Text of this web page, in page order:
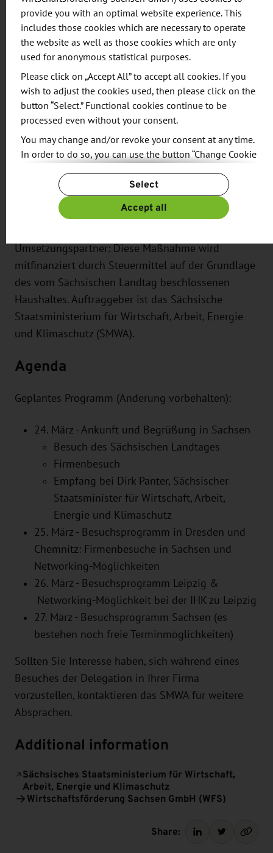
Handel der Region Andischan
Direktoren, Geschäftsführer und Gründer von
verschiedenen Unternehmen
Sächsische Unternehmen, welche Interesse am
Kooperationsaufbau haben sind eingeladen, die
Gruppe zu treffen. Senden Sie dem SMWA eine
Nachricht und / oder
melden Sie sich zur Networking am 26. März bei
der IHK zu Leipzig an
___________________________________
Umsetzungspartner: Diese Maßnahme wird
mitfinanziert durch Steuermittel auf der Grundlage
des vom Sächsischen Landtag beschlossenen
Haushaltes. Auftraggeber ist das Sächsische
Staatsministerium für Wirtschaft, Arbeit, Energie
und Klimaschutz (SMWA).
Agenda
Geplantes Programm (Änderung vorbehalten):
24. März - Ankunft und Begrüßung in Sachsen
Besuch des Sächsischen Landtages
Firmenbesuch
Empfang bei Dirk Panter, Sächsischer
Staatsminister für Wirtschaft, Arbeit,
Energie und Klimaschutz
25. März - Besuchsprogramm in Dresden und
Chemnitz: Firmenbesuche in Sachsen und
Networking-Möglichkeiten
26. März - Besuchsprogramm Leipzig &
Networking-Möglichkeit bei der IHK zu Leipzig
27. März - Besuchsprogramm Sachsen (es
bestehen noch freie Terminmöglichkeiten)
Sollten Sie Interesse haben, sich während eines
Besuches der Delegation in Ihrer Firma
vorzustellen, kontaktieren das SMWA für weitere
Absprachen.
Additional information
Sächsisches Staatsministerium für Wirtschaft,
Arbeit, Energie und Klimaschutz
Wirtschaftsförderung Sachsen GmbH (WFS)
Share:
provide you with an optimal website experience. This
includes those cookies which are necessary to operate
the website as well as those cookies which are only
used for anonymous statistical purposes.
Please click on „Accept All” to accept all cookies. If you
wish to adjust the cookies used, then please click on the
button “Select.” Functional cookies continue to be
processed even without your consent.
You may change and/or revoke your consent at any time.
In order to do so, you can use the button “Change Cookie
For more information, please see our
Privacy Policy.
Additional information can be found in our
Imprint
Select
Accept all